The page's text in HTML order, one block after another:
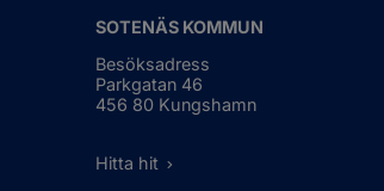
SOTENÄS KOMMUN
Besöksadress
Parkgatan 46
456 80 Kungshamn
Hitta hit